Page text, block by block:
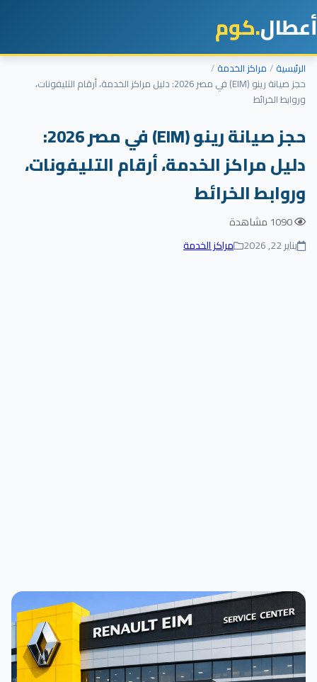
.كوم
مراكز الخدمة
حجز صيانة رينو (EIM) في مصر 2026: دليل مراكز الخدمة، أرقام التليفونات،
الخرائط
حجز صيانة رينو (EIM) في مصر 2026:
مراكز الخدمة، أرقام التليفونات،
الخرائط
يناير 22, 2026 مراكز الخدمة